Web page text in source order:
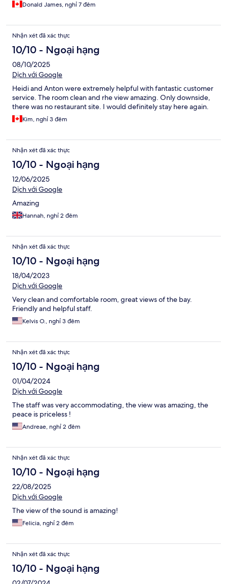
Donald James, nghỉ 7 đêm
Nhận xét đã xác thực
10/10 - Ngoại hạng
08/10/2025
Dịch với Google
Heidi and Anton were extremely helpful with fantastic customer
service. The room clean and rhe view amazing. Only downside,
there was no restaurant site. I would definitely stay here again.
Kim, nghỉ 3 đêm
Nhận xét đã xác thực
10/10 - Ngoại hạng
12/06/2025
Dịch với Google
Amazing
Hannah, nghỉ 2 đêm
Nhận xét đã xác thực
10/10 - Ngoại hạng
18/04/2023
Dịch với Google
Very clean and comfortable room, great views of the bay.
Friendly and helpful staff.
Kelvis O., nghỉ 3 đêm
Nhận xét đã xác thực
10/10 - Ngoại hạng
01/04/2024
Dịch với Google
The staff was very accommodating, the view was amazing, the
peace is priceless !
Andreae, nghỉ 2 đêm
Nhận xét đã xác thực
10/10 - Ngoại hạng
22/08/2025
Dịch với Google
The view of the sound is amazing!
Felicia, nghỉ 2 đêm
Nhận xét đã xác thực
10/10 - Ngoại hạng